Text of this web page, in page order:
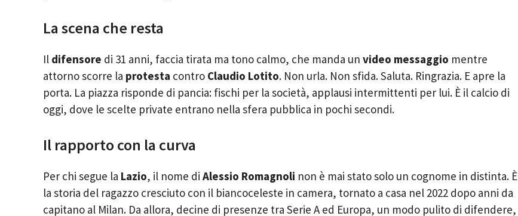
La scena che resta
Il difensore di 31 anni, faccia tirata ma tono calmo, che manda un video messaggio mentre
attorno scorre la protesta contro Claudio Lotito. Non urla. Non sfida. Saluta. Ringrazia. E apre la
porta. La piazza risponde di pancia: fischi per la società, applausi intermittenti per lui. È il calcio di
oggi, dove le scelte private entrano nella sfera pubblica in pochi secondi.
Il rapporto con la curva
Per chi segue la Lazio, il nome di Alessio Romagnoli non è mai stato solo un cognome in distinta. È
la storia del ragazzo cresciuto con il biancoceleste in camera, tornato a casa nel 2022 dopo anni da
capitano al Milan. Da allora, decine di presenze tra Serie A ed Europa, un modo pulito di difendere,